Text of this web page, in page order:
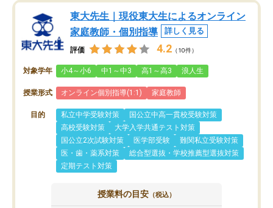
東大先生｜現役東大生によるオンライン
家庭教師・個別指導
詳しく見る
評価 4.2 （10件）
対象学年 小4～小6 中1～中3 高1～高3 浪人生
授業形式 オンライン個別指導(1:1) 家庭教師
目的 私立中学受験対策
国公立中高一貫校受験対策
高校受験対策
大学入学共通テスト対策
国公立2次試験対策
医学部受験
難関私立受験対策
医・歯・薬系対策
総合型選抜・学校推薦型選抜対策
定期テスト対策
授業料の目安 （税込）